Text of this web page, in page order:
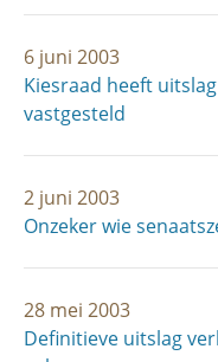
6 juni 2003
Kiesraad heeft
vastgesteld
2 juni 2003
Onzeker wie
28 mei 2003
Definitieve uitslag